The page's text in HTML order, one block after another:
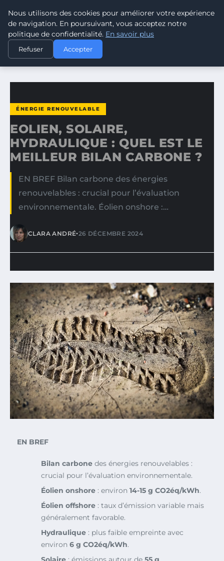
CLIMATE RESPONSE BLOG
ACCUEIL
ÉNERGIE RENOUVELABLE
EOLIEN, SOLAIRE, HYDRAULIQUE : QUEL EST LE MEILLEUR…
ÉNERGIE RENOUVELABLE
EOLIEN, SOLAIRE,
HYDRAULIQUE : QUEL EST LE
MEILLEUR BILAN CARBONE ?
EN BREF Bilan carbone des énergies
renouvelables : crucial pour l’évaluation
environnementale. Éolien onshore :…
CLARA ANDRÉ•26 DÉCEMBRE 2024
EN BREF
Bilan carbone des énergies renouvelables :
crucial pour l’évaluation environnementale.
Éolien onshore : environ 14-15 g CO2éq/kWh.
Éolien offshore : taux d’émission variable mais
généralement favorable.
Hydraulique : plus faible empreinte avec
environ 6 g CO2éq/kWh.
Nous utilisons des cookies pour améliorer votre expérience
de navigation. En poursuivant, vous acceptez notre
politique de confidentialité. En savoir plus
Refuser Accepter